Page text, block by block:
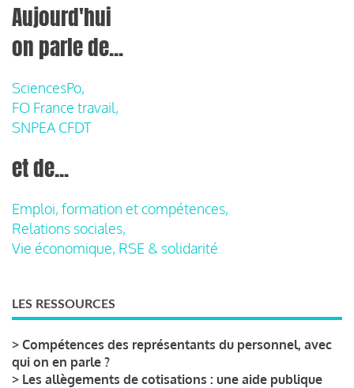
Aujourd'hui
on parle de...
SciencesPo,
FO France travail,
SNPEA CFDT
et de...
Emploi, formation et compétences,
Relations sociales,
Vie économique, RSE & solidarité
LES RESSOURCES
> Compétences des représentants du personnel, avec
qui on en parle ?
> Les allègements de cotisations : une aide publique